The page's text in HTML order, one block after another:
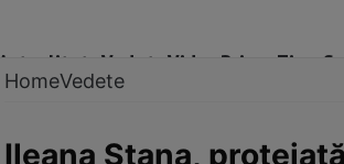
Actualitate Vedete Video Prime Time
HomeVedete
Ileana Stana,